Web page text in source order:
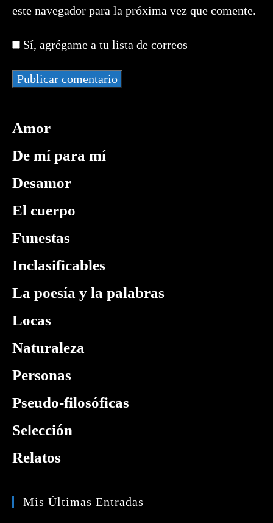
usuario
comentar
electrónico
comentar
de
web
(opcional)
este navegador para la próxima vez que comente.
Sí, agrégame a tu lista de correos
Amor
De mí para mí
Desamor
El cuerpo
Funestas
Inclasificables
La poesía y la palabras
Locas
Naturaleza
Personas
Pseudo-filosóficas
Selección
Relatos
Mis Últimas Entradas